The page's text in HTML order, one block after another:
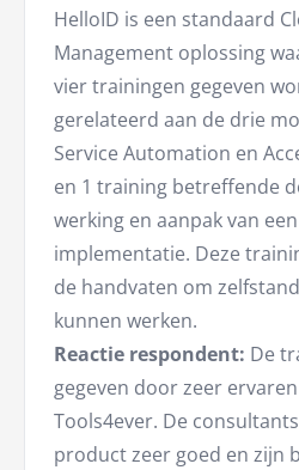
HelloID is een standaard
Management oplossing
vier trainingen gegeven
gerelateerd aan de drie
Service Automation en
en 1 training betreffende
werking en aanpak van
implementatie. Deze
de handvaten om
kunnen werken.
Reactie respondent: De
gegeven door zeer
Tools4ever. De
product zeer goed en zijn